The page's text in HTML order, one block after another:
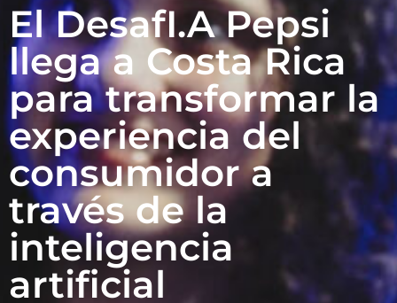
El DesafI.A Pepsi
llega a Costa Rica
para transformar la
experiencia del
consumidor a
través de la
inteligencia
artificial